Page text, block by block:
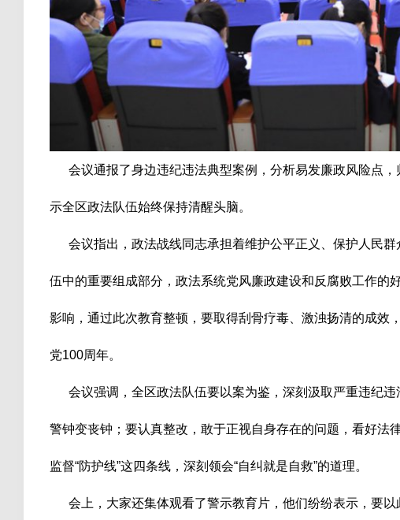
会议通报了身边违纪违法典型案例，分析易发廉政风险点，
示全区政法队伍始终保持清醒头脑。
会议指出，政法战线同志承担着维护公平正义、保护人民群
伍中的重要组成部分，政法系统党风廉政建设和反腐败工作的
影响，通过此次教育整顿，要取得刮骨疗毒、激浊扬清的成效
党100周年。
会议强调，全区政法队伍要以案为鉴，深刻汲取严重违纪违
警钟变丧钟；要认真整改，敢于正视自身存在的问题，看好法律
监督“防护线”这四条线，深刻领会“自纠就是自救”的道理。
会上，大家还集体观看了警示教育片，他们纷纷表示，要以